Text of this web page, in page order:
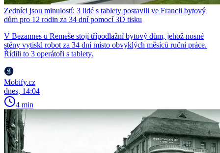
Zedníci jsou minulostí: 3 lidé s tablety postavili ve Francii bytový
dům pro 12 rodin za 34 dní pomocí 3D tisku
V Bezannes u Remeše stojí třípodlažní bytový dům, jehož nosné
stěny vytiskl robot za 34 dní místo obvyklých měsíců ruční práce.
Řídili to 3 operátoři s tablety.
Mobify.cz
dnes, 14:04
4 min